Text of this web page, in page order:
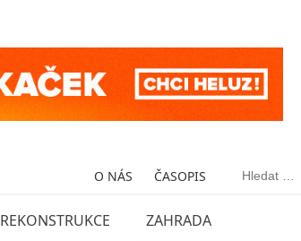
O NÁS ČASOPIS Vyhledávání
REKONSTRUKCE ZAHRADA